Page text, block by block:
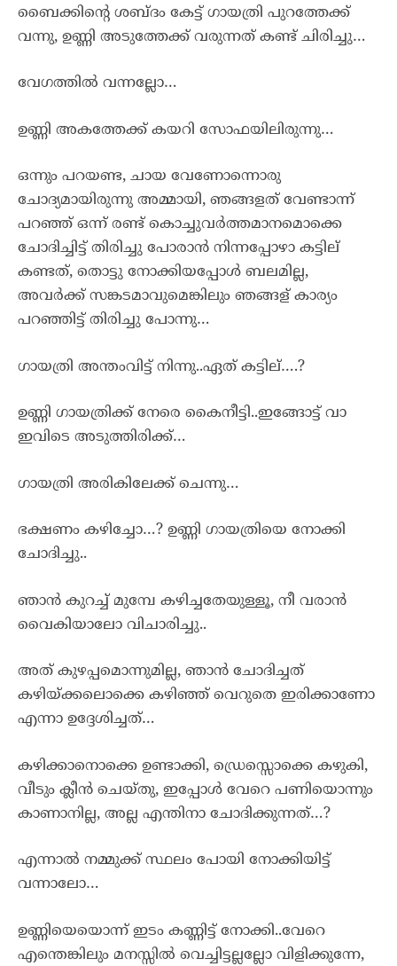
ബൈക്കിന്റെ ശബ്ദം കേട്ട് ഗായത്രി പുറത്തേക്ക്
വന്നു, ഉണ്ണി അടുത്തേക്ക് വരുന്നത് കണ്ട് ചിരിച്ചു…
വേഗത്തിൽ വന്നല്ലോ…
ഉണ്ണി അകത്തേക്ക് കയറി സോഫയിലിരുന്നു…
ഒന്നും പറയണ്ട, ചായ വേണോന്നൊരു
ചോദ്യമായിരുന്നു അമ്മായി, ഞങ്ങളത് വേണ്ടാന്ന്
പറഞ്ഞ് ഒന്ന് രണ്ട് കൊച്ചുവർത്തമാനമൊക്കെ
ചോദിച്ചിട്ട് തിരിച്ചു പോരാൻ നിന്നപ്പോഴാ കട്ടില്
കണ്ടത്, തൊട്ടു നോക്കിയപ്പോൾ ബലമില്ല,
അവർക്ക് സങ്കടമാവുമെങ്കിലും ഞങ്ങള് കാര്യം
പറഞ്ഞിട്ട് തിരിച്ചു പോന്നു…
ഗായത്രി അന്തംവിട്ട് നിന്നു..ഏത് കട്ടില്….?
ഉണ്ണി ഗായത്രിക്ക് നേരെ കൈനീട്ടി..ഇങ്ങോട്ട് വാ
ഇവിടെ അടുത്തിരിക്ക്…
ഗായത്രി അരികിലേക്ക് ചെന്നു…
ഭക്ഷണം കഴിച്ചോ…? ഉണ്ണി ഗായത്രിയെ നോക്കി
ചോദിച്ചു..
ഞാൻ കുറച്ച് മുമ്പേ കഴിച്ചതേയുള്ളൂ, നീ വരാൻ
വൈകിയാലോ വിചാരിച്ചു..
അത് കുഴപ്പമൊന്നുമില്ല, ഞാൻ ചോദിച്ചത്
കഴിയ്ക്കലൊക്കെ കഴിഞ്ഞ് വെറുതെ ഇരിക്കാണോ
എന്നാ ഉദ്ദേശിച്ചത്…
കഴിക്കാനൊക്കെ ഉണ്ടാക്കി, ഡ്രെസ്സൊക്കെ കഴുകി,
വീടും ക്ലീൻ ചെയ്തു, ഇപ്പോൾ വേറെ പണിയൊന്നും
കാണാനില്ല, അല്ല എന്തിനാ ചോദിക്കുന്നത്…?
എന്നാൽ നമ്മുക്ക് സ്ഥലം പോയി നോക്കിയിട്ട്
വന്നാലോ…
ഉണ്ണിയെയൊന്ന് ഇടം കണ്ണിട്ട് നോക്കി..വേറെ
എന്തെങ്കിലും മനസ്സിൽ വെച്ചിട്ടല്ലല്ലോ വിളിക്കുന്നേ,